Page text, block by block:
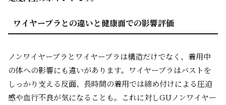
ワイヤーブラとの違いと健康面での影響評価
ノンワイヤーブラとワイヤーブラは構造だけでなく、着用中
の体への影響にも違いがあります。ワイヤーブラはバストを
しっかり支える反面、長時間の着用では締め付けによる圧迫
感や血行不良が気になることも。これに対しGUノンワイヤー